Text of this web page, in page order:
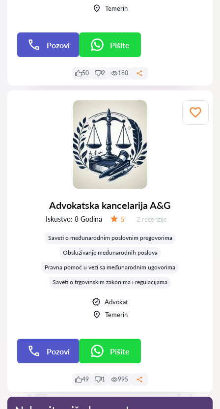
Temerin
Pozovi Pišite
50 2 180
Advokatska kancelarija A&G
Iskustvo: 8 Godina 5 Recenzija:
2 recenzije
Saveti o međunarodnim poslovnim pregovorima
Obsluživanje međunarodnih poslova
Pravna pomoć u vezi sa međunarodnim ugovorima
Saveti o trgovinskim zakonima i regulacijama
Advokat
Temerin
Pozovi Pišite
49 1 995